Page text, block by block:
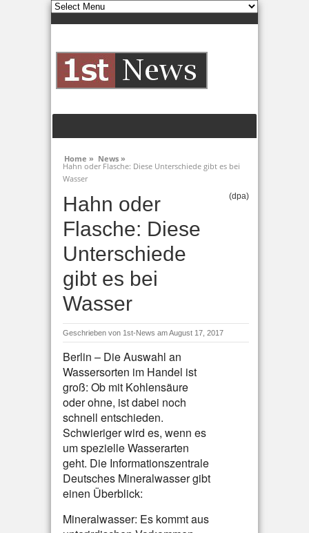
Home » News »
Hahn oder Flasche: Diese Unterschiede gibt es bei
Wasser
Hahn oder
Flasche: Diese
Unterschiede
gibt es bei
Wasser
(dpa)
Geschrieben von 1st-News am August 17, 2017
Berlin – Die Auswahl an
Wassersorten im Handel ist
groß: Ob mit Kohlensäure
oder ohne, ist dabei noch
schnell entschieden.
Schwieriger wird es, wenn es
um spezielle Wasserarten
geht. Die Informationszentrale
Deutsches Mineralwasser gibt
einen Überblick:
Mineralwasser: Es kommt aus